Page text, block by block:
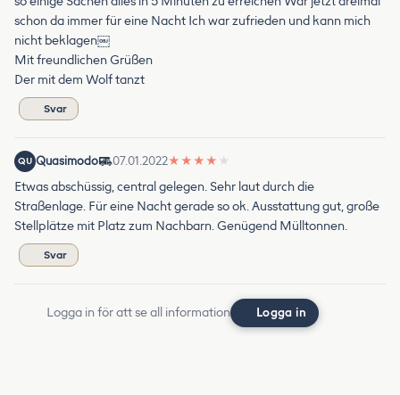
schon da immer für eine Nacht Ich war zufrieden und kann mich
nicht beklagen￼
Mit freundlichen Grüßen
Der mit dem Wolf tanzt
Svar
QU Quasimodo 07.01.2022★ ★ ★ ★ ★
Etwas abschüssig, central gelegen. Sehr laut durch die
Straßenlage. Für eine Nacht gerade so ok. Ausstattung gut, große
Stellplätze mit Platz zum Nachbarn. Genügend Mülltonnen.
Svar
Logga in för att se all information Logga in